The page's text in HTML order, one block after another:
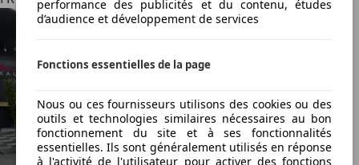
performance des publicités et du contenu, études
d’audience et développement de services
Fonctions essentielles de la page
Nous ou ces fournisseurs utilisons des cookies ou des
outils et technologies similaires nécessaires au bon
fonctionnement du site et à ses fonctionnalités
essentielles. Ils sont généralement utilisés en réponse
à l'activité de l'utilisateur pour activer des fonctions